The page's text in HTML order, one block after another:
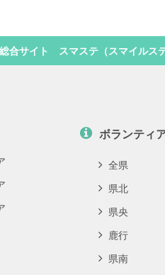
合サイト スマステ（スマイルステ
ボランティ
全県
県北
県央
鹿行
県南